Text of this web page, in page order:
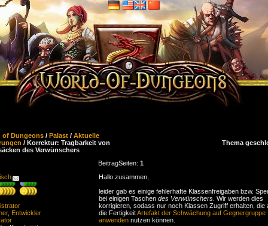
of Dungeons / Palast / Aktuelle
/ Korrektur: Tragbarkeit von
des Verwünschers
Thema
BeitragSeiten: 1
, Entwickler
Hallo zusammen,
leider gab es einige fehlerhafte Klassenfreigaben bzw.
bei einigen Taschen des Verwünschers . Wir werden dies
korrigieren, sodass nur noch Klassen Zugriff erhalten, die
die FertigkeitArtefakt der Schwächung auf Gegnergruppe
anwenden nutzen können.